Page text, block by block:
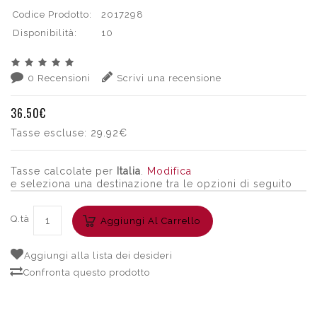
Codice Prodotto:
2017298
Disponibilità:
10
0 Recensioni Scrivi una recensione
36.50€
Tasse escluse: 29.92€
Tasse calcolate per Italia
Modifica
e seleziona una destinazione tra le opzioni di seguito
Q.tà Aggiungi Al Carrello
Aggiungi alla lista dei desideri
Confronta questo prodotto